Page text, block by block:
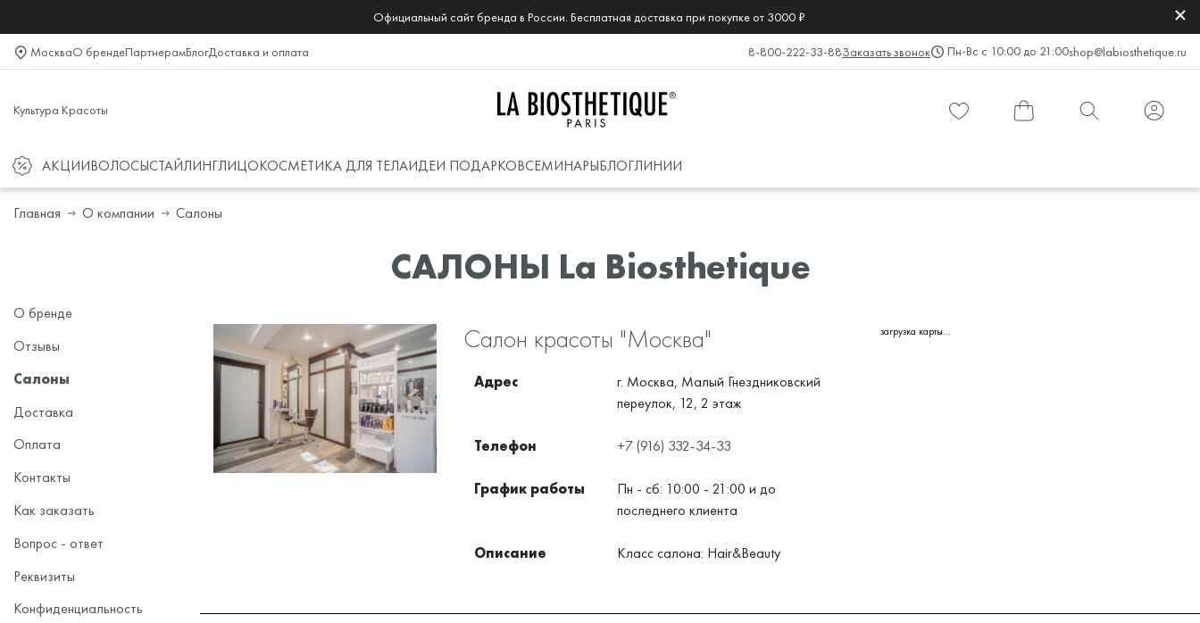
Официальный сайт бренда в России. Бесплатная доставка при покупке от 3000 ₽
МоскваО брендеПартнерамБлогДоставка и оплата 8-800-222-33-88Заказать звонок Пн-Вс с 10:00 до 21:00shop@labiosthetique.ru
Культура Красоты
АКЦИИВОЛОСЫСТАЙЛИНГЛИЦОКОСМЕТИКА ДЛЯ ТЕЛАИДЕИ ПОДАРКОВСЕМИНАРЫБЛОГЛИНИИ
Главная О компании Салоны
САЛОНЫ La Biosthetique
О бренде
Отзывы
Салоны
Доставка
Оплата
Контакты
Как заказать
Вопрос - ответ
Реквизиты
Конфиденциальность
Салон красоты "Москва"
Адрес
г. Москва, Малый Гнездниковский
переулок, 12, 2 этаж
Телефон +7 (916) 332-34-33
График работы
Пн - сб: 10:00 - 21:00 и до
последнего клиента
Описание Класс салона: Hair&Beauty
загрузка карты...